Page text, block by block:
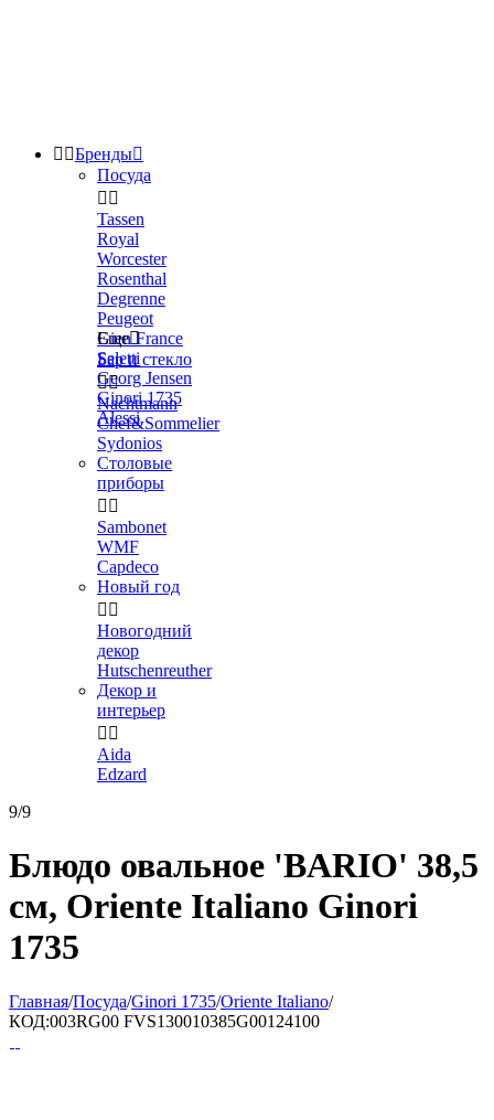
 Бренды
Посуда
 
Tassen
Royal
Worcester
Rosenthal
Degrenne
Peugeot
Gien France
Seletti
Georg Jensen
Ginori 1735
Alessi
Еще
Бар и стекло

Nachtmann
Chef&Sommelier
Sydonios
Столовые
приборы
 
Sambonet
WMF
Capdeco
Новый год
 
Новогодний
декор
Hutschenreuther
Декор и
интерьер
 
Aida
Edzard
9/9
Блюдо овальное 'BARIO' 38,5
см, Oriente Italiano Ginori
1735
Главная/Посуда/Ginori 1735/Oriente Italiano/
КОД:003RG00 FVS130010385G00124100